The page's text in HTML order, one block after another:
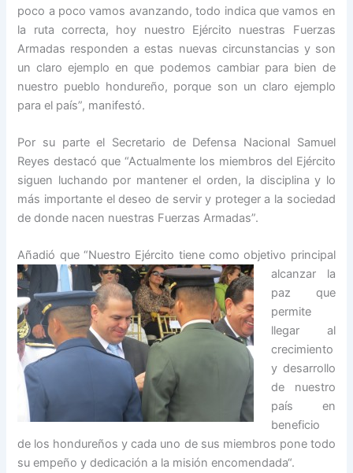
poco a poco vamos avanzando, todo indica que vamos en
la ruta correcta, hoy nuestro Ejército nuestras Fuerzas
Armadas responden a estas nuevas circunstancias y son
un claro ejemplo en que podemos cambiar para bien de
nuestro pueblo hondureño, porque son un claro ejemplo
para el país”, manifestó.
Por su parte el Secretario de Defensa Nacional Samuel
Reyes destacó que “Actualmente los miembros del Ejército
siguen luchando por mantener el orden, la disciplina y lo
más importante el deseo de servir y proteger a la sociedad
de donde nacen nuestras Fuerzas Armadas”.
Añadió que “Nuestro Ejército tiene como objetivo principal
alcanzar la
paz que
permite
llegar al
crecimiento
y desarrollo
de nuestro
país en
beneficio
de los hondureños y cada uno de sus miembros pone todo
su empeño y dedicación a la misión encomendada“.